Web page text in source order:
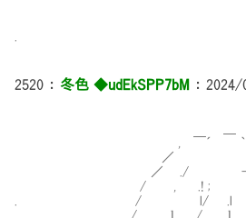
2520 ： 冬色 ◆udEkSPP7bM ： 2024/
, ￣´ ｀
／
／ ./ --､ r
/ , .! ; `ｰヽ-､
. / l/ .l ｀ヽ